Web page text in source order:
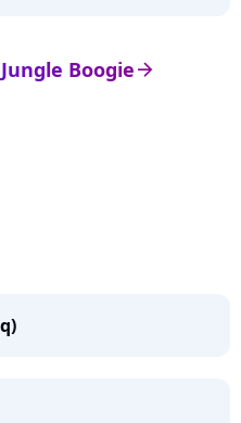
arrow_right
Boogie